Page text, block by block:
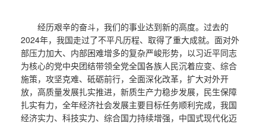
经历艰辛的奋斗，我们的事业达到新的高度。过去的
2024年，我国走过了不平凡历程、取得了重大成就。面对外
部压力加大、内部困难增多的复杂严峻形势，以习近平同志
为核心的党中央团结带领全党全国各族人民沉着应变、综合
施策，攻坚克难、砥砺前行，全面深化改革，扩大对外开
放，高质量发展扎实推进，新质生产力稳步发展，民生保障
扎实有力，全年经济社会发展主要目标任务顺利完成，我国
经济实力、科技实力、综合国力持续增强，中国式现代化迈